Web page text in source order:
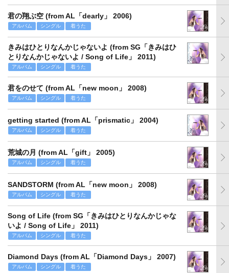
君の翔ぶ空 (from AL「dearly」 2006)
アルバム シングル 着うた
きみはひとりなんかじゃないよ (from SG「きみはひ
とりなんかじゃないよ / Song of Life」 2011)
アルバム シングル 着うた
君をのせて (from AL「new moon」 2008)
アルバム シングル 着うた
getting started (from AL「prismatic」 2004)
アルバム シングル 着うた
荒城の月 (from AL「gift」 2005)
アルバム シングル 着うた
SANDSTORM (from AL「new moon」 2008)
アルバム シングル 着うた
Song of Life (from SG「きみはひとりなんかじゃな
いよ / Song of Life」 2011)
アルバム シングル 着うた
Diamond Days (from AL「Diamond Days」 2007)
アルバム シングル 着うた